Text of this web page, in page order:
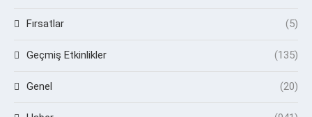
Fırsatlar (5)
Geçmiş Etkinlikler (135)
Genel (20)